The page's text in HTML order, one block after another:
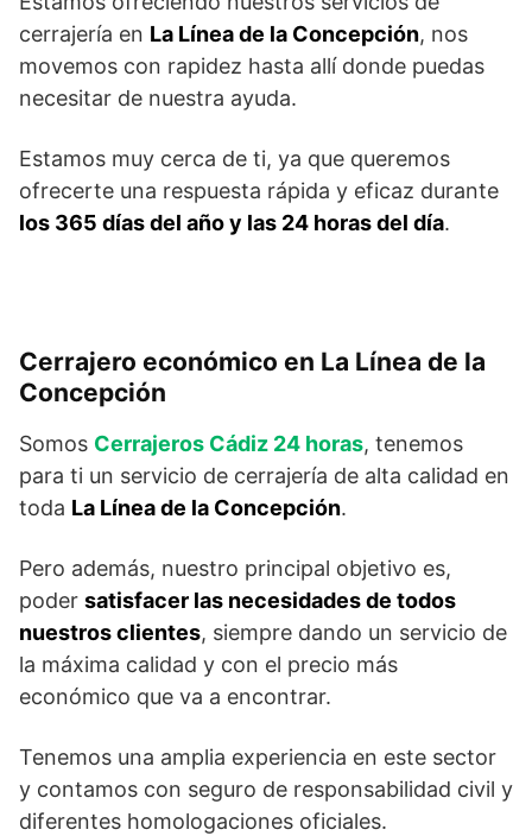
cerrajería en La Línea de la Concepción, nos
movemos con rapidez hasta allí donde puedas
necesitar de nuestra ayuda.
Estamos muy cerca de ti, ya que queremos
ofrecerte una respuesta rápida y eficaz durante
los 365 días del año y las 24 horas del día.
Cerrajero económico en La Línea de la
Concepción
Somos Cerrajeros Cádiz 24 horas, tenemos
para ti un servicio de cerrajería de alta calidad en
toda La Línea de la Concepción.
Pero además, nuestro principal objetivo es,
poder satisfacer las necesidades de todos
nuestros clientes, siempre dando un servicio de
la máxima calidad y con el precio más
económico que va a encontrar.
Tenemos una amplia experiencia en este sector
y contamos con seguro de responsabilidad civil y
diferentes homologaciones oficiales.